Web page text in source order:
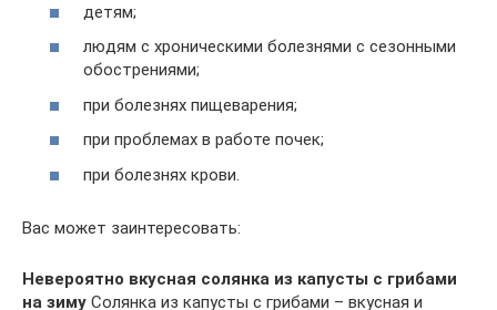
детям;
людям с хроническими болезнями с сезонными
обострениями;
при болезнях пищеварения;
при проблемах в работе почек;
при болезнях крови.
Вас может заинтересовать:
Невероятно вкусная солянка из капусты с грибами
на зиму Солянка из капусты с грибами – вкусная и